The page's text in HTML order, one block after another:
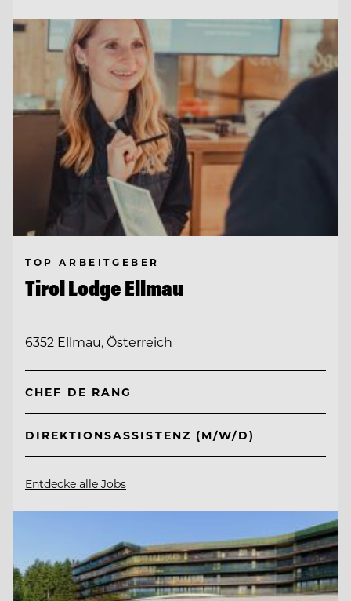
TOP ARBEITGEBER
Tirol Lodge Ellmau
6352 Ellmau, Österreich
CHEF DE RANG
DIREKTIONSASSISTENZ (M/W/D)
Entdecke alle Jobs